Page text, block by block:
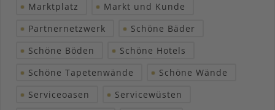
Marktplatz
Markt und Kunde
Partnernetzwerk
Schöne Bäder
Schöne Böden
Schöne Hotels
Schöne Tapetenwände
Schöne Wände
Serviceoasen
Servicewüsten